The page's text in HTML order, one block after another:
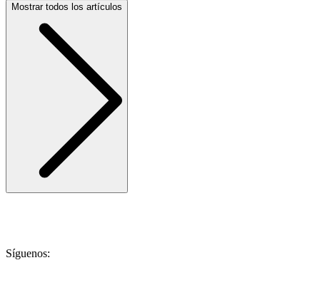
Mostrar todos los artículos
Síguenos: